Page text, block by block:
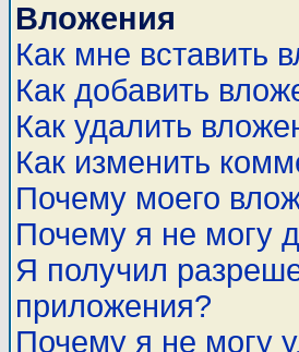
Вложения
Как мне вставить
Как добавить
Как удалить
Как изменить
Почему моего
Почему я не могу
Я получил
приложения?
Почему я не могу